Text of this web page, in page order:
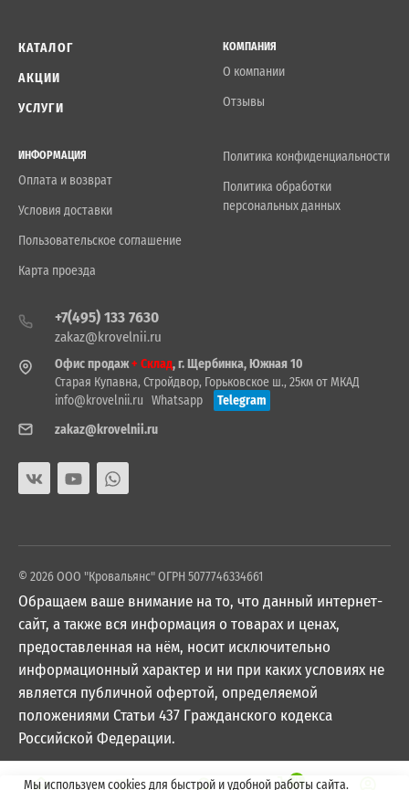
КАТАЛОГ
АКЦИИ
УСЛУГИ
КОМПАНИЯ
О компании
Отзывы
ИНФОРМАЦИЯ
Оплата и возврат
Условия доставки
Пользовательское соглашение
Карта проезда
Политика конфиденциальности
Политика обработки
персональных данных
+7(495) 133 7630
zakaz@krovelnii.ru
Офис продаж+ Склад, г. Щербинка, Южная 10
Старая Купавна, Стройдвор, Горьковское ш., 25км от МКАД
info@krovelnii.ru Whatsapp
Telegram
zakaz@krovelnii.ru
© 2026 ООО "Кровальянс" ОГРН 5077746334661
Обращаем ваше внимание на то, что данный интернет-
сайт, а также вся информация о товарах и ценах,
предоставленная на нём, носит исключительно
информационный характер и ни при каких условиях не
является публичной офертой, определяемой
положениями Статьи 437 Гражданского кодекса
Российской Федерации.
Мы используем cookies для быстрой и удобной работы сайта.
0